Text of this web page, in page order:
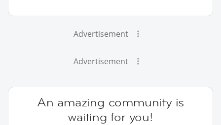
Advertisement
Advertisement
An amazing community is
waiting for you!